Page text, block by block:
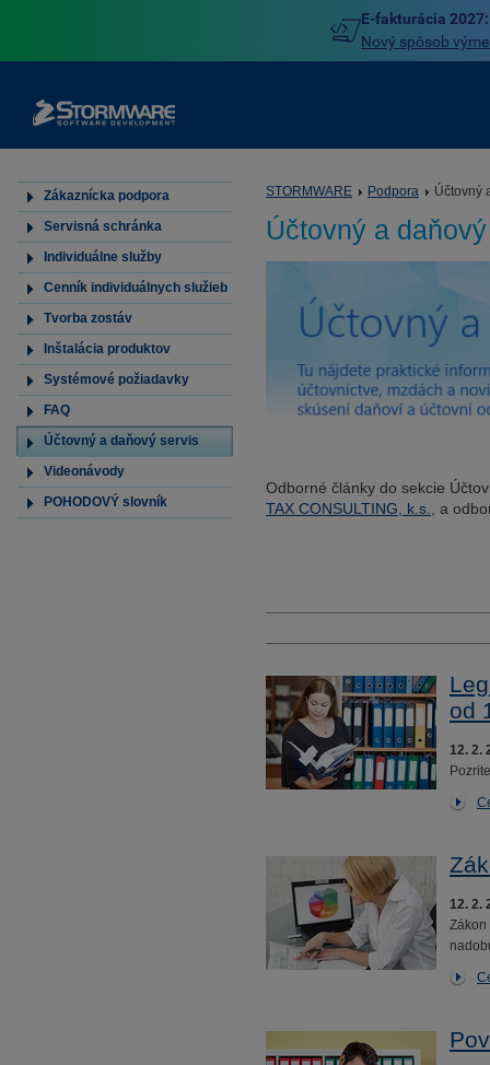
E-fakturácia 2027:
Nový spôsob
Zákaznícka podpora
Servisná schránka
Individuálne služby
Cenník individuálnych služieb
Tvorba zostáv
Inštalácia produktov
Systémové požiadavky
FAQ
Účtovný a daňový servis
Videonávody
POHODOVÝ slovník
STORMWARE Podpora Účtovný
Účtovný a
Odborné články do sekcie
TAX CONSULTING, k.s.
, a
od
12. 2.
12. 2.
Zákon